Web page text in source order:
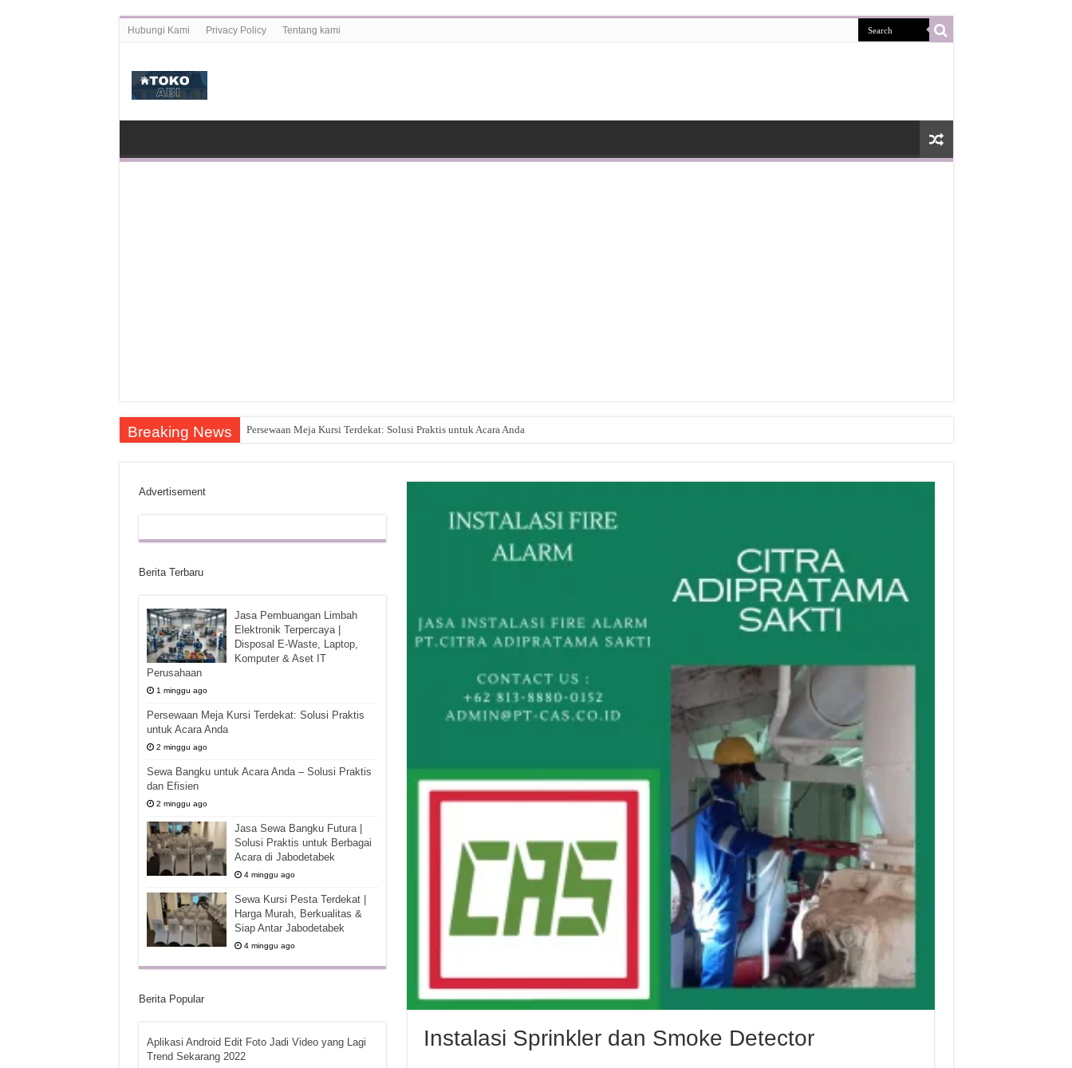
Hubungi Kami Privacy Policy Tentang kami
Breaking News Persewaan Meja Kursi Terdekat: Solusi Praktis untuk Acara Anda
Instalasi Sprinkler dan Smoke Detector
Advertisement
Berita Terbaru
Jasa Pembuangan Limbah
Elektronik Terpercaya |
Disposal E-Waste, Laptop,
Komputer & Aset IT
Perusahaan
1 minggu ago
Persewaan Meja Kursi Terdekat: Solusi Praktis
untuk Acara Anda
2 minggu ago
Sewa Bangku untuk Acara Anda – Solusi Praktis
dan Efisien
2 minggu ago
Jasa Sewa Bangku Futura |
Solusi Praktis untuk Berbagai
Acara di Jabodetabek
4 minggu ago
Sewa Kursi Pesta Terdekat |
Harga Murah, Berkualitas &
Siap Antar Jabodetabek
4 minggu ago
Berita Popular
Aplikasi Android Edit Foto Jadi Video yang Lagi
Trend Sekarang 2022